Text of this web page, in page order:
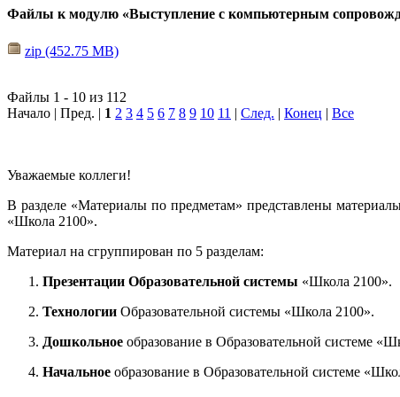
Файлы к модулю «Выступление с компьютерным
zip (452.75 MB)
Файлы 1 - 10 из 112
Начало | Пред. | 1 2 3 4 5 6 7 8 9 10 11 | След. | Конец | Все
Уважаемые коллеги!
В разделе «Материалы по предметам» представлены
«Школа 2100».
Материал на сгруппирован по 5 разделам:
Презентации Образовательной системы «Школа 2100».
Технологии Образовательной системы «Школа 2100».
Дошкольное образование в Образовательной системе
Начальное образование в Образовательной системе